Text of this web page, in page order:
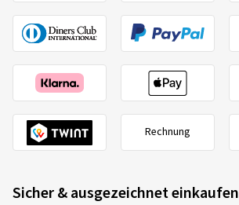
Rechnung
Sicher & ausgezeichnet einkaufen